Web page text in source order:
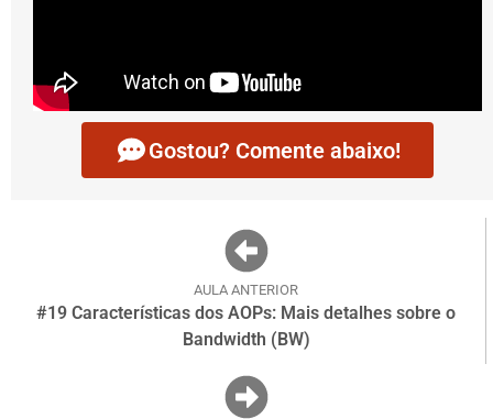
Gostou? Comente abaixo!
AULA ANTERIOR
#19 Características dos AOPs: Mais detalhes sobre o
Bandwidth (BW)